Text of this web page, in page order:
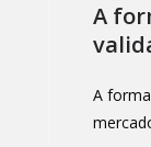
A
A